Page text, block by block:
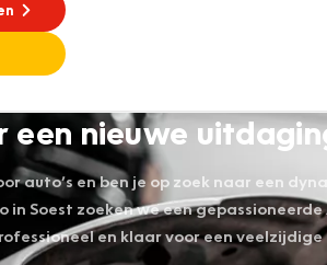
een nieuwe
auto’s en ben je op zoek naar een
in Soest zoeken we een
en klaar voor een